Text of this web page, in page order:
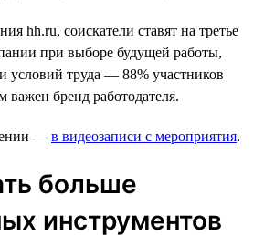
hh.ru, соискатели ставят на третье
при выборе будущей работы,
условий труда — 88% участников
важен бренд работодателя.
— в видеозаписи с мероприятия.
больше
инструментов